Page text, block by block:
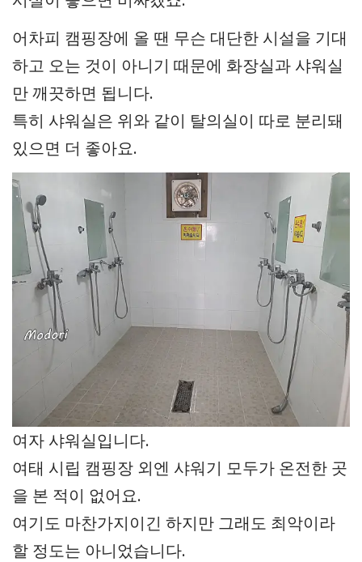
어차피 캠핑장에 올 땐 무슨 대단한 시설을 기대
하고 오는 것이 아니기 때문에 화장실과 샤워실
만 깨끗하면 됩니다.
특히 샤워실은 위와 같이 탈의실이 따로 분리돼
있으면 더 좋아요.
여자 샤워실입니다.
여태 시립 캠핑장 외엔 샤워기 모두가 온전한 곳
을 본 적이 없어요.
여기도 마찬가지이긴 하지만 그래도 최악이라
할 정도는 아니었습니다.